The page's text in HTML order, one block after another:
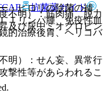
不明）：筋肉痛、脱力
及び尿中ミオグロビン
明）：せん妄、異常行
撃性等があらわれるこ
・ピロリの除菌の補
Ｔリンパ腫、免疫性血
的治療後胃、ヘリコバ
抗菌薬ガイド